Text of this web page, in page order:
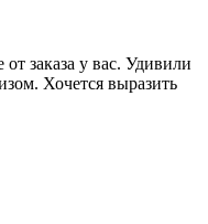
заказа у вас. Удивили
Хочется выразить